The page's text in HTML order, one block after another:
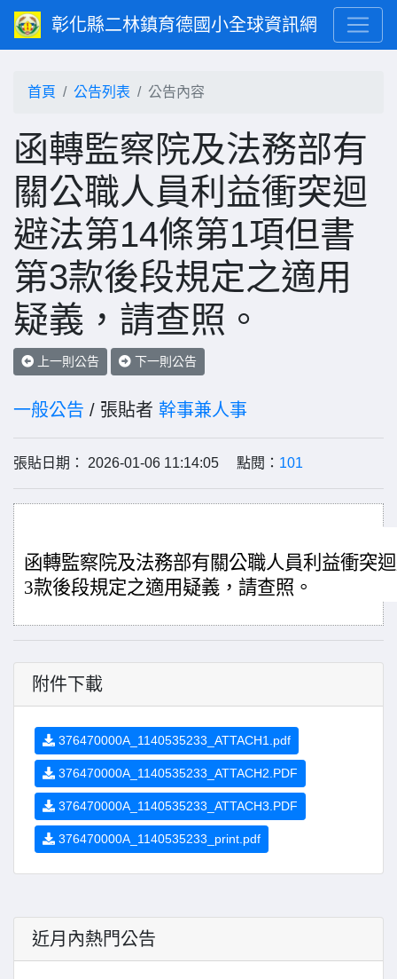
彰化縣二林鎮育德國小全球資訊網
首頁 公告列表 公告內容
函轉監察院及法務部有
關公職人員利益衝突迴
避法第14條第1項但書
第3款後段規定之適用
疑義，請查照。
上一則公告 下一則公告
一般公告 / 張貼者 幹事兼人事
張貼日期： 2026-01-06 11:14:05 點閱： 101
函轉監察院及法務部有關公職人員利益衝突
3款後段規定之適用疑義，請查照。
附件下載
376470000A_1140535233_ATTACH1.pdf
376470000A_1140535233_ATTACH2.PDF
376470000A_1140535233_ATTACH3.PDF
376470000A_1140535233_print.pdf
近月內熱門公告